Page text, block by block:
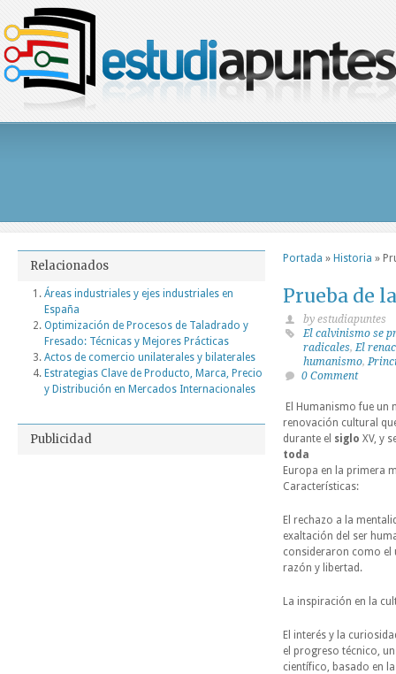
Portada » Historia »
Prueba de
by estudiapuntes
El calvinismo se
radicales,El
humanismo,
0 Comment
El Humanismo fue un
renovación cultural
durante el siglo XV, y
toda
Europa en la primera
Características:
El rechazo a la
exaltación del ser
consideraron como el
razón y libertad.
La inspiración en la
El interés y la
el progreso técnico,
científico, basado en
Relacionados
Áreas industriales y ejes industriales en
España
Optimización de Procesos de Taladrado y
Fresado: Técnicas y Mejores Prácticas
Actos de comercio unilaterales y bilaterales
Estrategias Clave de Producto, Marca, Precio
y Distribución en Mercados Internacionales
Publicidad